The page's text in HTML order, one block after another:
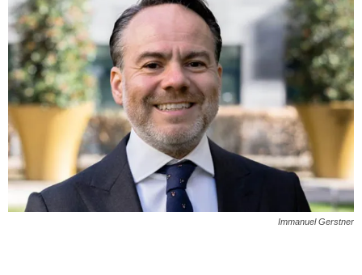
Immanuel Gerstner